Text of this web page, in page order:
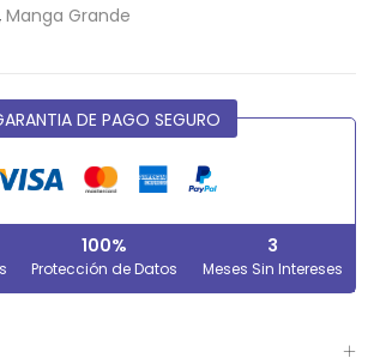
Manga Grande
DE PAGO SEGURO
100%
Protección de Datos
3
Meses Sin Intereses